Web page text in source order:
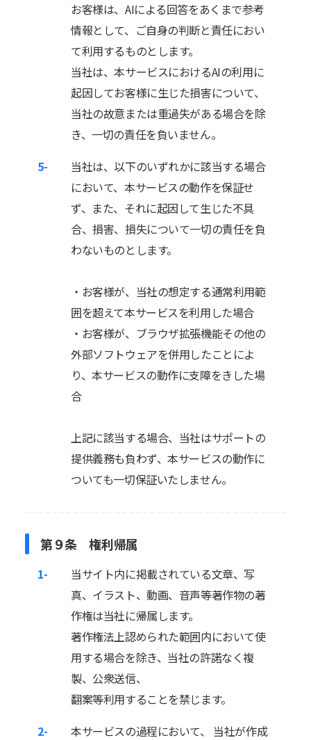
お客様は、AIによる回答をあくまで参考
情報として、ご自身の判断と責任におい
て利用するものとします。
当社は、本サービスにおけるAIの利用に
起因してお客様に生じた損害について、
当社の故意または重過失がある場合を除
き、一切の責任を負いません。
5-
当社は、以下のいずれかに該当する場合
において、本サービスの動作を保証せ
ず、また、それに起因して生じた不具
合、損害、損失について一切の責任を負
わないものとします。
・お客様が、当社の想定する通常利用範
囲を超えて本サービスを利用した場合
・お客様が、ブラウザ拡張機能その他の
外部ソフトウェアを併用したことによ
り、本サービスの動作に支障をきした場
合
上記に該当する場合、当社はサポートの
提供義務も負わず、本サービスの動作に
ついても一切保証いたしません。
第９条 権利帰属
1-
当サイト内に掲載されている文章、写
真、イラスト、動画、音声等著作物の著
作権は当社に帰属します。
著作権法上認められた範囲内において使
用する場合を除き、当社の許諾なく複
製、公衆送信、
翻案等利用することを禁じます。
2-
本サービスの過程において、 当社が作成